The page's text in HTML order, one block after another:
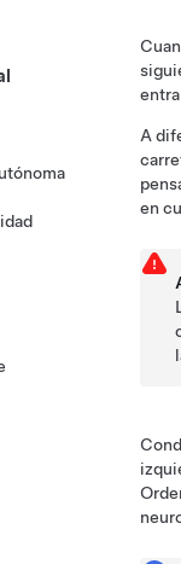
A
en